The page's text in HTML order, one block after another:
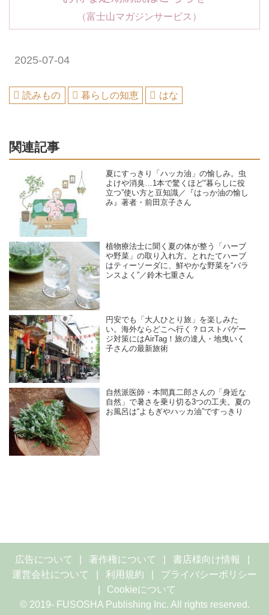
（富士山マガジンサービス）
2025-07-04
読みもの 暮らしの知恵 はな
関連記事
夏にすっきり「ハッカ油」の愉しみ。虫
よけや消臭…1本で驚くほど“暮らしに役
立つ”使い方と豆知識／『はっか油の愉し
み』著者・前田京子さん
植物療法士に聞く夏の体が整う「ハーブ
や野菜」の取り入れ方。とれたてハーブ
はティーソーダに、鮮やかな野菜を“バラ
ンスよく”／鈴木七重さん
円安でも「大人ひとり旅」を楽しみた
い。海外ならどこへ行く？ロストバゲー
ジ対策にはAirTag！旅の達人・地曳いく
子さんの最新旅術
自然派医師・本間真二郎さんの「身近な
自然」で暑さを乗り切る3つの工夫。夏の
お風呂は“よもぎやハッカ油”ですっきり
広告について 著作権について
書店様向け情報
運営会社について
利用規約
プライバシーポリシー
Cookieについて
© 2019- FUSOSHA Publishing Inc. All rights reserved.